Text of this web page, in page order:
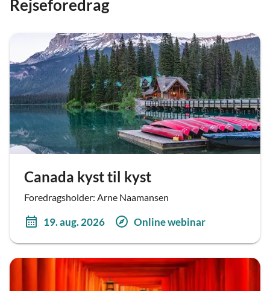
Rejseforedrag
Canada kyst til kyst
Foredragsholder: Arne Naamansen
19. aug. 2026 Online webinar